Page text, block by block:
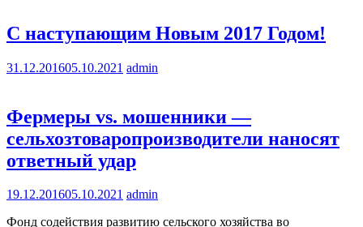
С наступающим Новым 2017 Годом!
31.12.201605.10.2021 admin
Фермеры vs. мошенники —
сельхозтоваропроизводители наносят
ответный удар
19.12.201605.10.2021 admin
Фонд содействия развитию сельского хозяйства во